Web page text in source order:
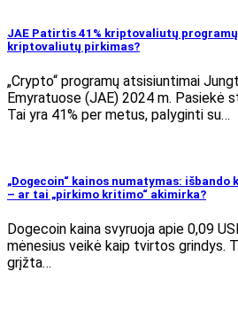
JAE Patirtis 41% kriptovaliutų
kriptovaliutų pirkimas?
„Crypto“ programų atsisiuntimai
Emyratuose (JAE) 2024 m. Pasiekė
Tai yra 41% per metus, palyginti su…
„Dogecoin“ kainos numatymas:
– ar tai „pirkimo kritimo“ akimirka?
Dogecoin kaina svyruoja apie 0,09
mėnesius veikė kaip tvirtos grindys.
grįžta…